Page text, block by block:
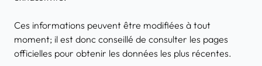
Ces informations peuvent être modifiées à tout
moment; il est donc conseillé de consulter les pages
officielles pour obtenir les données les plus récentes.